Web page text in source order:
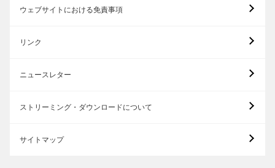
ウェブサイトにおける免責事項
リンク
ニュースレター
ストリーミング・ダウンロードについて
サイトマップ